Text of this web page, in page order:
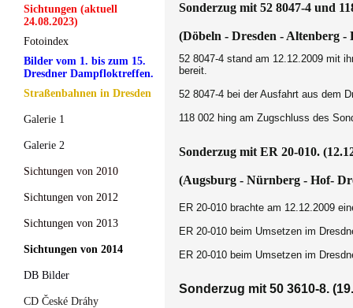
Sichtungen (aktuell
24.08.2023)
Fotoindex
Bilder vom 1. bis zum 15.
Dresdner Dampfloktreffen.
Straßenbahnen in Dresden
Galerie 1
Galerie 2
Sichtungen von 2010
Sichtungen von 2012
Sichtungen von 2013
Sichtungen von 2014
DB Bilder
CD České Dráhy
Sonderzug mit 52 8047-4 und
(Döbeln - Dresden - Altenberg -
52 8047-4 stand am 12.12.2009 mit
bereit.
52 8047-4 bei der Ausfahrt aus dem
118 002 hing am Zugschluss des
Sonderzug mit ER 20-010.
(Augsburg - Nürnberg - Hof-
ER 20-010 brachte am 12.12.2009
ER 20-010 beim Umsetzen im
ER 20-010 beim Umsetzen im
Sonderzug mit 50 3610-8.